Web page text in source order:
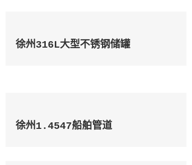
徐州316L大型不锈钢储罐
徐州1.4547船舶管道